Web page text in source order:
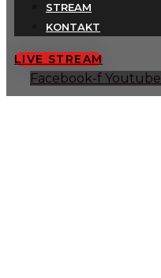
STREAM
KONTAKT
LIVE STREAM
Facebook-f Youtube